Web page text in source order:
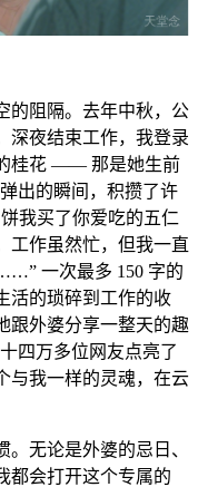
的阻隔。去年中秋，公
深夜结束工作，我登录
桂花 —— 那是她生前
出的瞬间，积攒了许
我买了你爱吃的五仁
工作虽然忙，但我一直
一次最多 150 字的
活的琐碎到工作的收
跟外婆分享一整天的趣
四万多位网友点亮了
与我一样的灵魂，在云
无论是外婆的忌日、
都会打开这个专属的